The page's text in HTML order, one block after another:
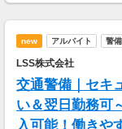
■資格手当
└交通2級保持者：
【月収例】
日給13,000円×25
0,000円
内訳：日給11,000
new アルバイト 警
LSS株式会社
交通警備｜セキ
い＆翌日勤務可
入可能！働きや